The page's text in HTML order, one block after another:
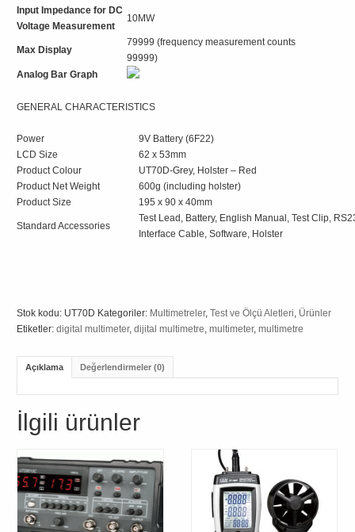
Input Impedance for DC
Voltage Measurement
10MW
Max Display
79999 (frequency measurement counts
99999)
Analog Bar Graph
GENERAL CHARACTERISTICS
Power
9V Battery (6F22)
LCD Size
62 x 53mm
Product Colour
UT70D-Grey, Holster – Red
Product Net Weight
600g (including holster)
Product Size
195 x 90 x 40mm
Standard Accessories
Test Lead, Battery, English Manual, Test Clip,
Interface Cable, Software, Holster
Stok kodu: UT70D Kategoriler: Multimetreler,Test ve Ölçü Aletleri Ürünler
Etiketler:digital multimeter,dijital multimetre ,multimeter,multimetre
Açıklama Değerlendirmeler (0)
İlgili ürünler